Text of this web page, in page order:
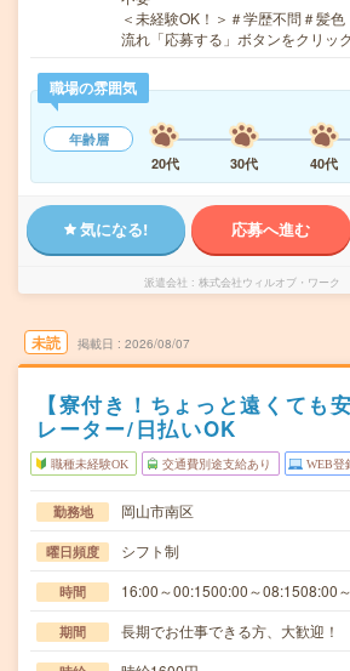
＜未経験OK！＞＃学歴不問＃髪
流れ「応募する」ボタンをクリ
職場の雰囲気
年齢層
20代
30代 40代
気になる! 応募へ進む
派遣会社 株式会社ウィルオブ・ワーク
未読 掲載日 2026/08/07
【寮付き！ちょっと遠くても
レーター/日払いOK
職種未経験OK 交通費別途支給あり WEB登
勤務地 岡山市南区
曜日頻度 シフト制
時間 16:00～00:1500:00～08:1508:00
期間 長期でお仕事できる方、大歓迎！